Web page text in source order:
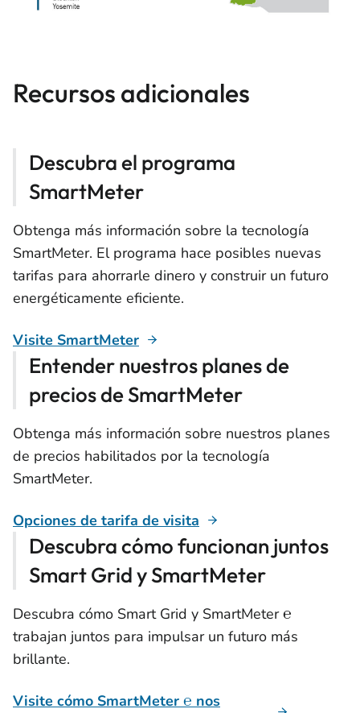
Recursos adicionales
Descubra el programa
SmartMeter
Obtenga más información sobre la tecnología
SmartMeter. El programa hace posibles nuevas
tarifas para ahorrarle dinero y construir un futuro
energéticamente eficiente.
Visite SmartMeter
Entender nuestros planes de
precios de SmartMeter
Obtenga más información sobre nuestros planes
de precios habilitados por la tecnología
SmartMeter.
Opciones de tarifa de visita
Descubra cómo funcionan juntos
Smart Grid y SmartMeter
Descubra cómo Smart Grid y SmartMeter ℮
trabajan juntos para impulsar un futuro más
brillante.
Visite cómo SmartMeter ℮ nos